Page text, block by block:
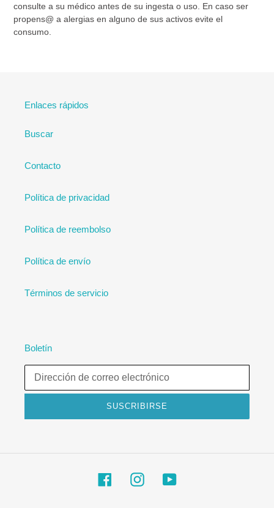
consulte a su médico antes de su ingesta o uso. En caso ser
propens@ a alergias en alguno de sus activos evite el
consumo.
Enlaces rápidos
Buscar
Contacto
Política de privacidad
Política de reembolso
Política de envío
Términos de servicio
Boletín
SUSCRIBIRSE
FacebookInstagramYouTube